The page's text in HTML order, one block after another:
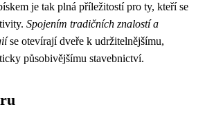
je tak plná příležitostí pro ty, kteří se
Spojením tradičních znalostí a
se otevírají dveře k udržitelnějšímu,
působivějšímu stavebnictví.